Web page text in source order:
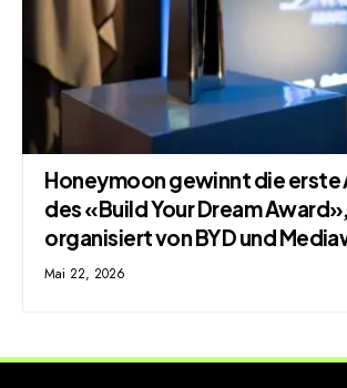
Honeymoon gewinnt die erste
des «Build Your Dream Award»,
organisiert von BYD und
Mai 22, 2026